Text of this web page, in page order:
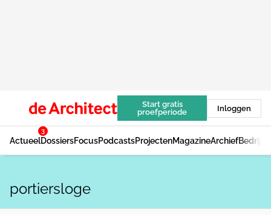
Start gratis
proefperiode
Inloggen
Actueel
3
DossiersFocusPodcastsProjectenMagazineArchief
portiersloge